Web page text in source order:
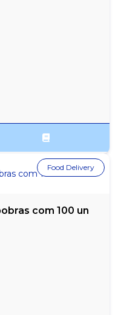
com 100 un
Food Delivery